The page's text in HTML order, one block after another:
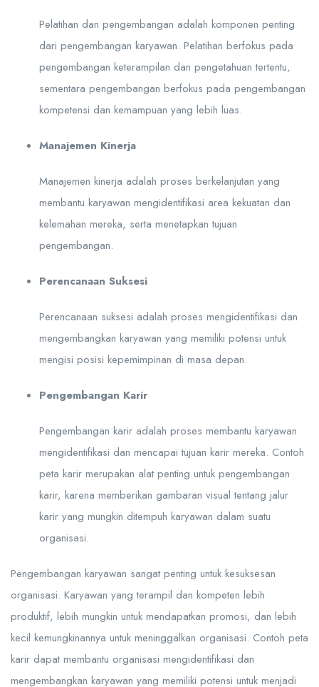
Pelatihan dan pengembangan adalah komponen penting
dari pengembangan karyawan. Pelatihan berfokus pada
pengembangan keterampilan dan pengetahuan tertentu,
sementara pengembangan berfokus pada pengembangan
kompetensi dan kemampuan yang lebih luas.
Manajemen Kinerja
Manajemen kinerja adalah proses berkelanjutan yang
membantu karyawan mengidentifikasi area kekuatan dan
kelemahan mereka, serta menetapkan tujuan
pengembangan.
Perencanaan Suksesi
Perencanaan suksesi adalah proses mengidentifikasi dan
mengembangkan karyawan yang memiliki potensi untuk
mengisi posisi kepemimpinan di masa depan.
Pengembangan Karir
Pengembangan karir adalah proses membantu karyawan
mengidentifikasi dan mencapai tujuan karir mereka. Contoh
peta karir merupakan alat penting untuk pengembangan
karir, karena memberikan gambaran visual tentang jalur
karir yang mungkin ditempuh karyawan dalam suatu
organisasi.
Pengembangan karyawan sangat penting untuk kesuksesan
organisasi. Karyawan yang terampil dan kompeten lebih
produktif, lebih mungkin untuk mendapatkan promosi, dan lebih
kecil kemungkinannya untuk meninggalkan organisasi. Contoh peta
karir dapat membantu organisasi mengidentifikasi dan
mengembangkan karyawan yang memiliki potensi untuk menjadi